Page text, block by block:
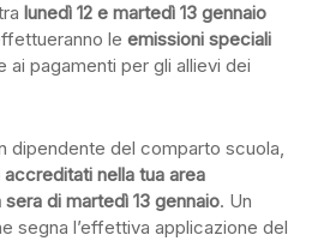
lunedì 12 e martedì 13 gennaio
le emissioni speciali
ai pagamenti per gli allievi dei
dipendente del comparto scuola,
nella tua area
di martedì 13 gennaio. Un
segna l’effettiva applicazione del